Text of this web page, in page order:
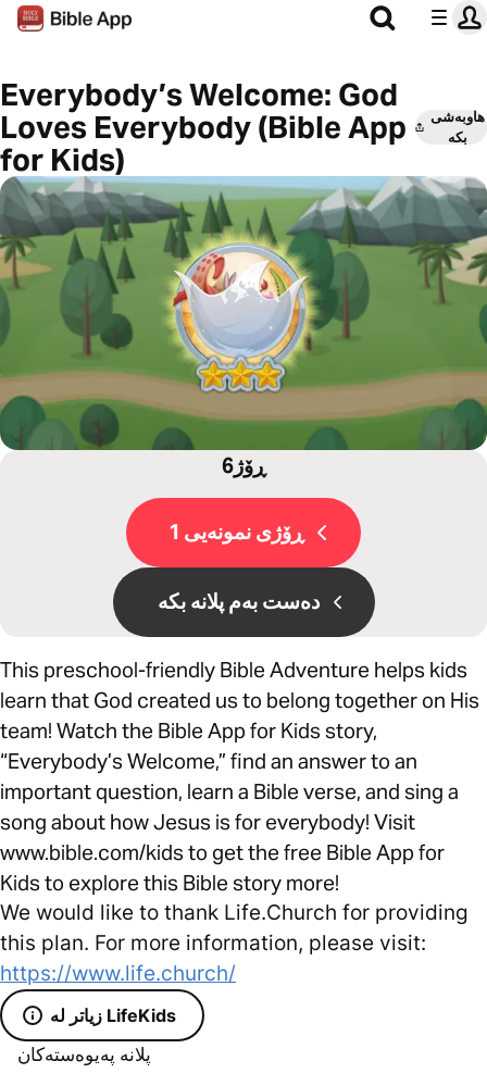
Everybody’s Welcome: God
Loves Everybody (Bible App
for Kids)
هاوبەشی
بکە
6ڕۆژ
ڕۆژی نمونەیی 1
دەست بەم پلانە بکە
This preschool-friendly Bible Adventure helps kids
learn that God created us to belong together on His
team! Watch the Bible App for Kids story,
“Everybody’s Welcome,” find an answer to an
important question, learn a Bible verse, and sing a
song about how Jesus is for everybody! Visit
www.bible.com/kids to get the free Bible App for
Kids to explore this Bible story more!
We would like to thank Life.Church for providing
this plan. For more information, please visit:
https://www.life.church/
زیاتر لە LifeKids
پلانە پەیوەستەکان